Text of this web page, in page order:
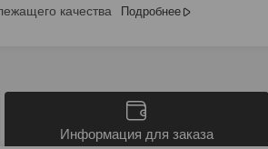
качества Подробнее
Информация для заказа